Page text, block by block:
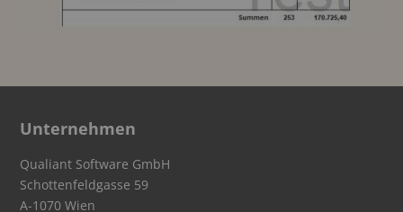
Unternehmen
Qualiant Software GmbH
Schottenfeldgasse 59
A-1070 Wien